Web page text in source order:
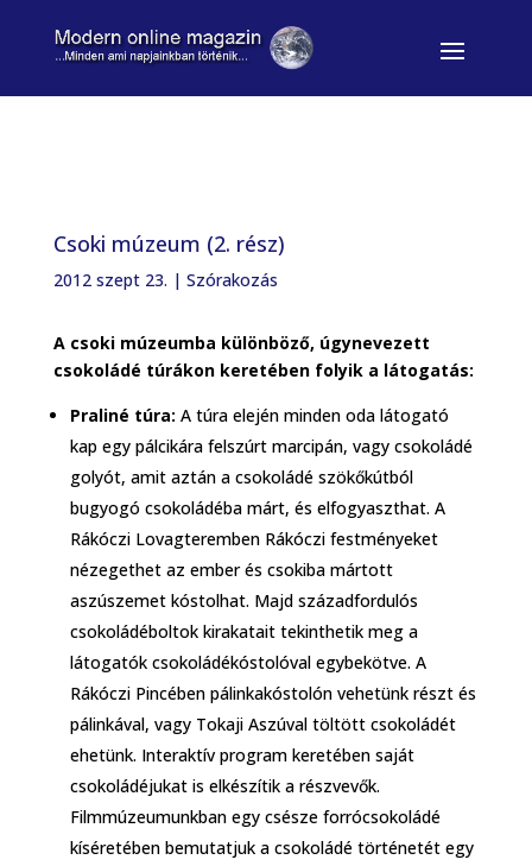
Csoki múzeum (2. rész)
2012 szept 23. | Szórakozás
A csoki múzeumba különböző, úgynevezett
csokoládé túrákon keretében folyik a látogatás:
Praliné túra: A túra elején minden oda látogató
kap egy pálcikára felszúrt marcipán, vagy csokoládé
golyót, amit aztán a csokoládé szökőkútból
bugyogó csokoládéba márt, és elfogyaszthat. A
Rákóczi Lovagteremben Rákóczi festményeket
nézegethet az ember és csokiba mártott
aszúszemet kóstolhat. Majd századfordulós
csokoládéboltok kirakatait tekinthetik meg a
látogatók csokoládékóstolóval egybekötve. A
Rákóczi Pincében pálinkakóstolón vehetünk részt és
pálinkával, vagy Tokaji Aszúval töltött csokoládét
ehetünk. Interaktív program keretében saját
csokoládéjukat is elkészítik a részvevők.
Filmmúzeumunkban egy csésze forrócsokoládé
kíséretében bemutatjuk a csokoládé történetét egy